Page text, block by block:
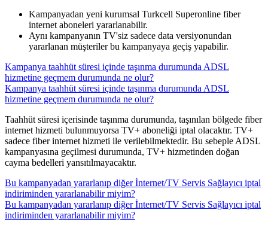
​Kampanyadan yeni kurumsal Turkcell Superonline fiber
internet aboneleri yararlanabilir.​​
Aynı kampanyanın TV'siz sadece data versiyonundan
yararlanan müşteriler bu kampanyaya geçiş yapabilir.
Kampanya taahhüt süresi içinde taşınma durumunda ADSL
hizmetine geçmem durumunda ne olur?
Kampanya taahhüt süresi içinde taşınma durumunda ADSL
hizmetine geçmem durumunda ne olur?
​Taahhüt süresi içerisinde taşınma durumunda, taşınılan bölgede fiber
internet hizmeti bulunmuyorsa TV+ aboneliği iptal olacaktır. TV+
sadece fiber internet hizmeti ile verilebilmektedir. Bu sebeple ADSL
kampanyasına geçilmesi durumunda, TV+ hizmetinden doğan
cayma bedelleri yansıtılmayacaktır.
Bu kampanyadan yararlanıp diğer İnternet/TV Servis Sağlayıcı iptal
indiriminden yararlanabilir miyim?
Bu kampanyadan yararlanıp diğer İnternet/TV Servis Sağlayıcı iptal
indiriminden yararlanabilir miyim?